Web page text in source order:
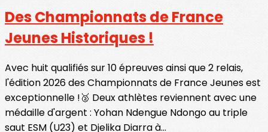
Des Championnats de France
Jeunes Historiques !
Avec huit qualifiés sur 10 épreuves ainsi que 2 relais,
l'édition 2026 des Championnats de France Jeunes est
exceptionnelle !🥈 Deux athlètes reviennent avec une
médaille d'argent : Yohan Ndengue Ndongo au triple
saut ESM (U23) et Djelika Diarra à...